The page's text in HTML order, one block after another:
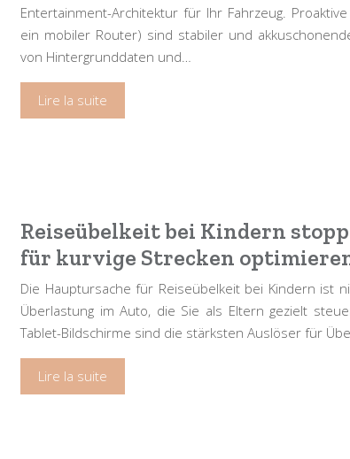
Entertainment-Architektur für Ihr Fahrzeug.
ein mobiler Router) sind stabiler und
von Hintergrunddaten und…
Lire la suite
Reiseübelkeit bei Kindern
für kurvige Strecken
Die Hauptursache für Reiseübelkeit bei Kindern ist
Überlastung im Auto, die Sie als Eltern gezielt
Tablet-Bildschirme sind die stärksten Auslöser für
Lire la suite